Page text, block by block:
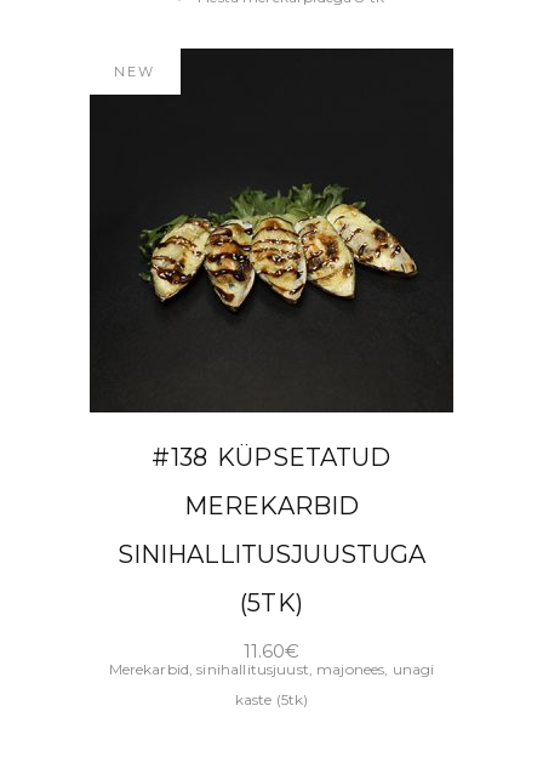
NEW
LISA KORVI
#138 KÜPSETATUD
MEREKARBID
SINIHALLITUSJUUSTUGA
(5TK)
11.60€
Merekarbid, sinihallitusjuust, majonees, unagi
kaste (5tk)